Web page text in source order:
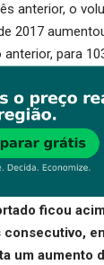
anterior, o
2017
para
ficou
um aumento